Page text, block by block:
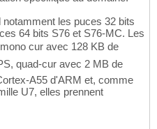
les puces 32 bits
64 bits S76 et S76-MC. Les
cur avec 128 KB de
quad-cur avec 2 MB de
A55 d'ARM et, comme
U7, elles prennent